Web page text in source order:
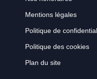
Mentions légales
Politique de
Politique des cookies
Plan du site